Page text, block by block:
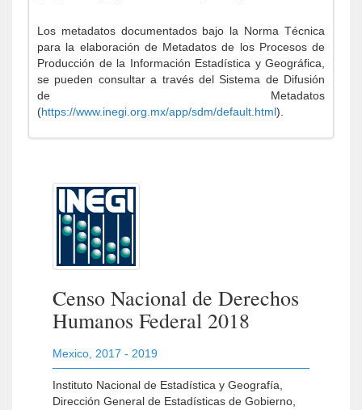
Los metadatos documentados bajo la Norma Técnica
para la elaboración de Metadatos de los Procesos de
Producción de la Información Estadística y Geográfica,
se pueden consultar a través del Sistema de Difusión
de Metadatos
(https://www.inegi.org.mx/app/sdm/default.html).
Censo Nacional de Derechos
Humanos Federal 2018
Mexico 2017 - 2019
Instituto Nacional de Estadística y Geografía,
Dirección General de Estadísticas de Gobierno,